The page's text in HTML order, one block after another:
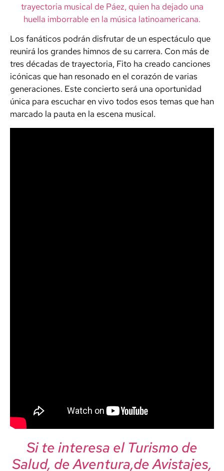
trayectoria musical de Páez, quien ha dejado una
huella imborrable en la música latinoamericana.
Los fanáticos podrán disfrutar de un espectáculo que
reunirá los grandes himnos de su carrera. Con más de
tres décadas de trayectoria, Fito ha creado canciones
icónicas que han resonado en el corazón de varias
generaciones. Este concierto será una oportunidad
única para escuchar en vivo todos esos temas que han
marcado la pauta en la escena musical.
Si te interesa el Turismo de
Salud, de Aventura,de Avistajes,